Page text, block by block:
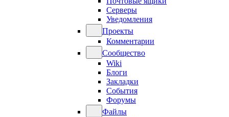
Серверы
Уведомления
Проекты
Комментарии
Сообщество
Wiki
Блоги
Закладки
События
Форумы
Файлы